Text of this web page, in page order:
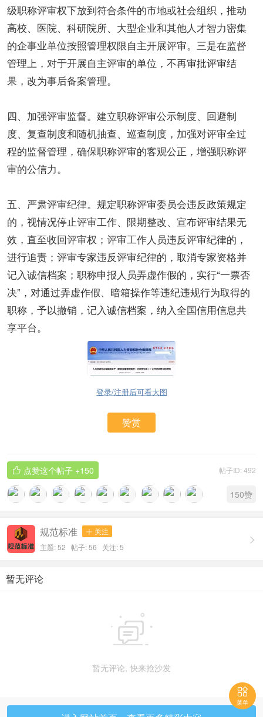
级职称评审权下放到符合条件的市地或社会组织，推动
高校、医院、科研院所、大型企业和其他人才智力密集
的企事业单位按照管理权限自主开展评审。三是在监督
管理上，对于开展自主评审的单位，不再审批评审结
果，改为事后备案管理。
四、加强评审监督。建立职称评审公示制度、回避制
度、复查制度和随机抽查、巡查制度，加强对评审全过
程的监督管理，确保职称评审的客观公正，增强职称评
审的公信力。
五、严肃评审纪律。规定职称评审委员会违反政策规定
的，视情况停止评审工作、限期整改、宣布评审结果无
效，直至收回评审权；评审工作人员违反评审纪律的，
进行追责；评审专家违反评审纪律的，取消专家资格并
记入诚信档案；职称申报人员弄虚作假的，实行“一票否
决”，对通过弄虚作假、暗箱操作等违纪违规行为取得的
职称，予以撤销，记入诚信档案，纳入全国信用信息共
享平台。
登录/注册后可看大图
赞赏
帖子ID: 492
 点赞这个帖子 +150
150赞

规范标准  关注
主题: 52 帖子: 56 关注:5
暂无评论

暂无评论, 快来抢沙发

菜单